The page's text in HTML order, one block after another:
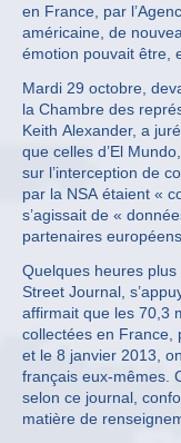
en France, par
américaine, de
émotion pouvait être,
Mardi 29 octobre,
la Chambre des
Keith Alexander, a
que celles d’El
sur l’interception de
par la NSA étaient «
s’agissait de «
partenaires européens.
Quelques heures
Street Journal,
affirmait que les 70,3
collectées en France,
et le 8 janvier 2013,
français eux-mêmes.
selon ce journal,
matière de